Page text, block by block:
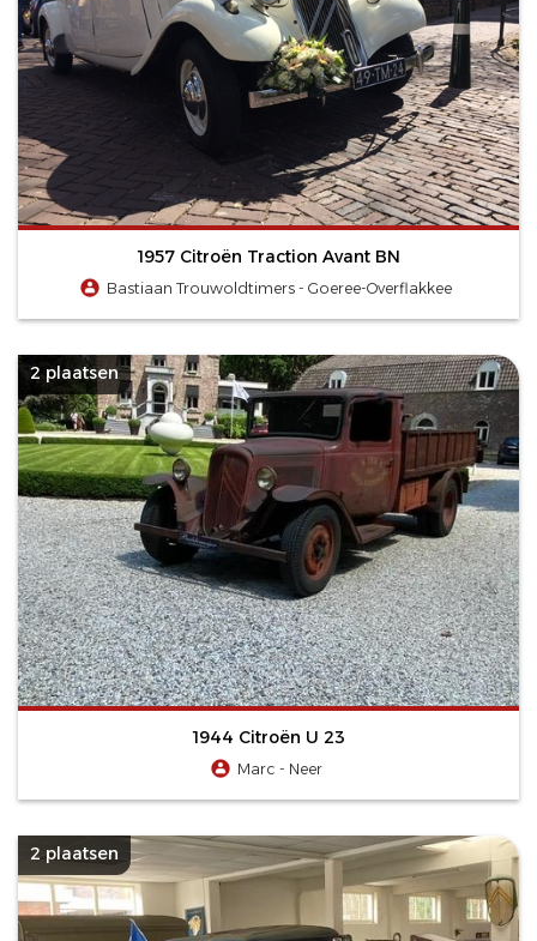
1957 Citroën Traction Avant BN
Bastiaan Trouwoldtimers - Goeree-Overflakkee
2 plaatsen
1944 Citroën U 23
Marc - Neer
2 plaatsen